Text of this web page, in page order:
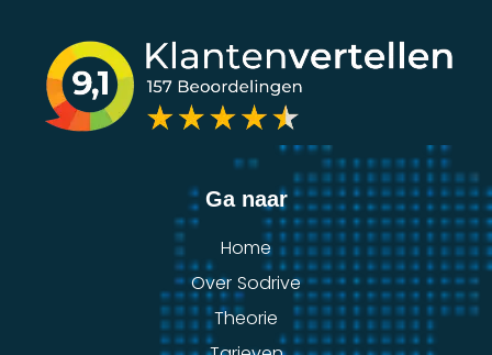
Ga naar
Home
Over Sodrive
Theorie